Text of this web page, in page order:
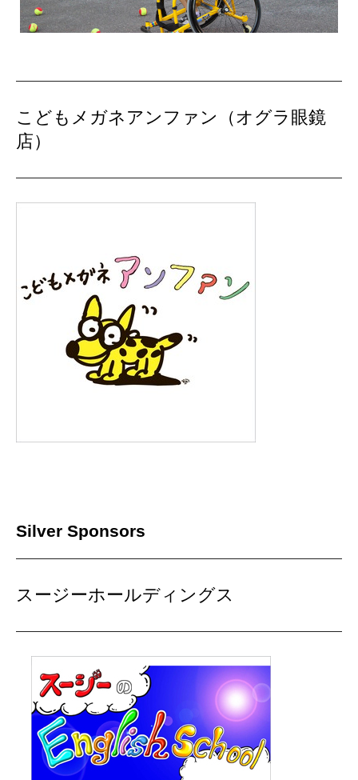
こどもメガネアンファン（オグラ眼鏡
店）
Silver Sponsors
スージーホールディングス